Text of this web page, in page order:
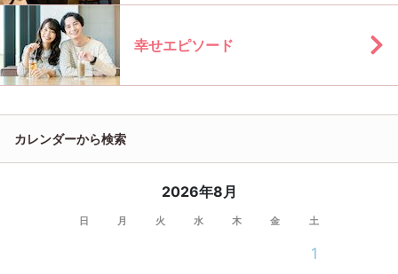
幸せエピソード
カレンダーから検索
2026年8月
日 月 火 水 木 金 土
1